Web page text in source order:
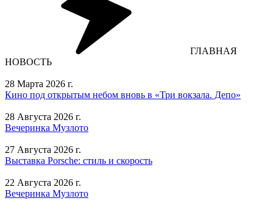
ГЛАВНАЯ
НОВОСТЬ
28 Марта 2026 г.
Кино под открытым небом вновь в «Три вокзала. Депо»
28 Августа 2026 г.
Вечеринка Музлото
27 Августа 2026 г.
Выставка Porsche: стиль и скорость
22 Августа 2026 г.
Вечеринка Музлото